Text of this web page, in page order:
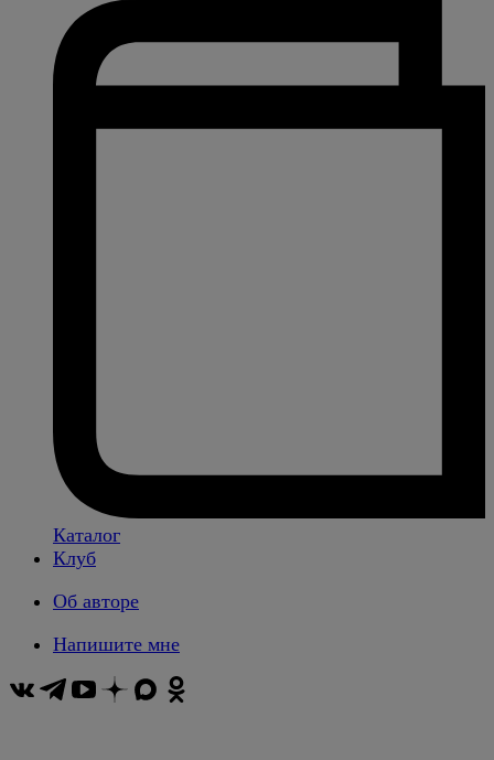
Каталог
Клуб
Об авторе
Напишите мне